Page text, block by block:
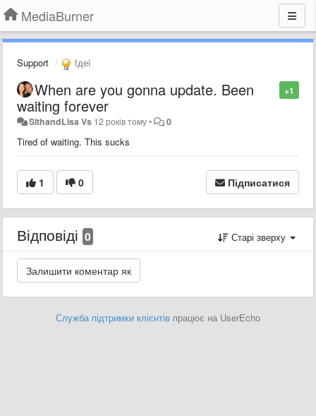
MediaBurner
Support Ідеї
+1
When are you gonna update. Been
waiting forever
SithandLisa Vs 12 років тому• 0
Tired of waiting. This sucks
1 0 Підписатися
Відповіді 0 Старі зверху
Служба підтримки клієнтів працює на UserEcho